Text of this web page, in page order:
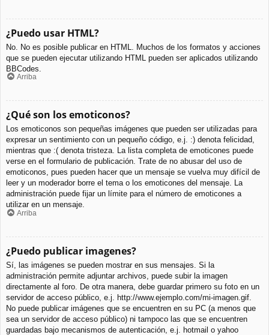
¿Puedo usar HTML?
No. No es posible publicar en HTML. Muchos de los formatos y acciones
que se pueden ejecutar utilizando HTML pueden ser aplicados utilizando
BBCodes.
Arriba
¿Qué son los emoticonos?
Los emoticonos son pequeñas imágenes que pueden ser utilizadas para
expresar un sentimiento con un pequeño código, e.j. :) denota felicidad,
mientras que :( denota tristeza. La lista completa de emoticones puede
verse en el formulario de publicación. Trate de no abusar del uso de
emoticonos, pues pueden hacer que un mensaje se vuelva muy difícil de
leer y un moderador borre el tema o los emoticones del mensaje. La
administración puede fijar un límite para el número de emoticones a
utilizar en un mensaje.
Arriba
¿Puedo publicar imagenes?
Sí, las imágenes se pueden mostrar en sus mensajes. Si la
administración permite adjuntar archivos, puede subir la imagen
directamente al foro. De otra manera, debe guardar primero su foto en un
servidor de acceso público, e.j. http://www.ejemplo.com/mi-imagen.gif.
No puede publicar imágenes que se encuentren en su PC (a menos que
sea un servidor de acceso público) ni tampoco las que se encuentren
guardadas bajo mecanismos de autenticación, e.j. hotmail o yahoo